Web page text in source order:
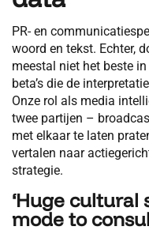
PR- en
woord en tekst. Echter,
meestal niet het beste
beta’s die de
Onze rol als media
twee partijen –
met elkaar te laten
vertalen naar
strategie.
‘Huge
mode to